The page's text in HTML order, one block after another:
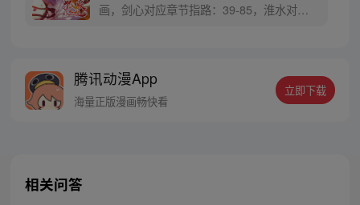
画，剑心对应章节指路：39-85，淮水对应
腾讯动漫App
海量正版漫画畅快看
立即下载
相关问答